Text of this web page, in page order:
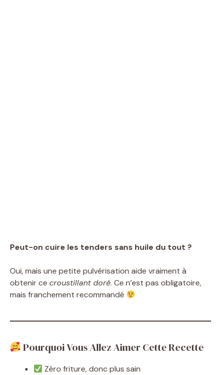
Peut-on cuire les tenders sans huile du tout ?
Oui, mais une petite pulvérisation aide vraiment à
obtenir ce croustillant doré. Ce n’est pas obligatoire,
mais franchement recommandé
Pourquoi Vous Allez Aimer Cette Recette
Zéro friture, donc plus sain